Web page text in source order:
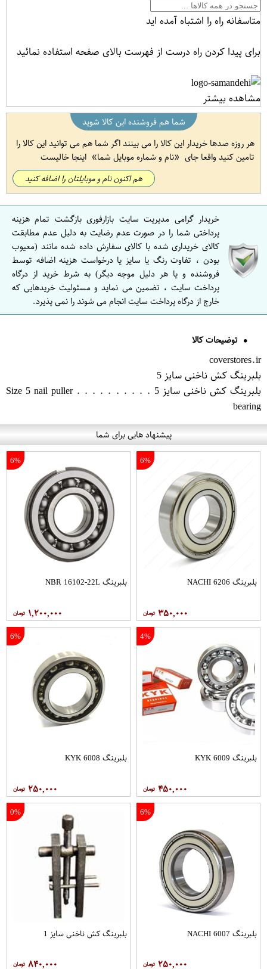
متاسفانه راه را اشتباه آمده اید
برای پیدا کردن راه درست از فهرست بالای صفحه استفاده نمائید
مشاهده بیشتر
شما هم فروشنده این کالا شوید
هر روزه صدها خریدار این کالا را می بینند اگر شما هم می توانید این کالا را
تامین کنید واقعا جای
نام و شماره موبایل شما اینجا خالیست
هم اکنون نام و موبایلتان را اضافه کنید
خریدار گرامی مدیریت سایت بازارفوری بازگشت تمام هزینه
پرداختی شما را در صورت عدم رضایت به دلیل عدم مطابقت
کالای خریداری شده با کالای سفارش داده شده مانند (معیوب
بودن ، تفاوت رنگ یا سایز یا درخواست هزینه اضافه توسط
فروشنده و یا هر دلیل موجه دیگر) به شرط خرید از درگاه
پرداخت سایت ، تضمین می نماید و مسئولیت خریدهایی که
خارج از درگاه پرداخت سایت انجام می شوند را نمی پذیرد.
توضیحات کالا
coverstores.ir
بلبرینگ کش ناخنی سایز 5
بلبرینگ کش ناخنی سایز 5 . . . . . . . . . . Size 5 nail puller
bearing
پیشنهاد هایی برای شما
6%
بلبرینگ 6206 NACHI
۳۵۰,۰۰۰
6%
بلبرینگ NBR 16102-22L
۱,۲۰۰,۰۰۰
4%
بلبرینگ 6009 KYK
۴۵۰,۰۰۰
6%
بلبرینگ 6008 KYK
۲۵۰,۰۰۰
6%
بلبرینگ 6007 NACHI
۲۵۰,۰۰۰
0%
بلبرینگ کش ناخنی سایز 1
۸۴۰,۰۰۰